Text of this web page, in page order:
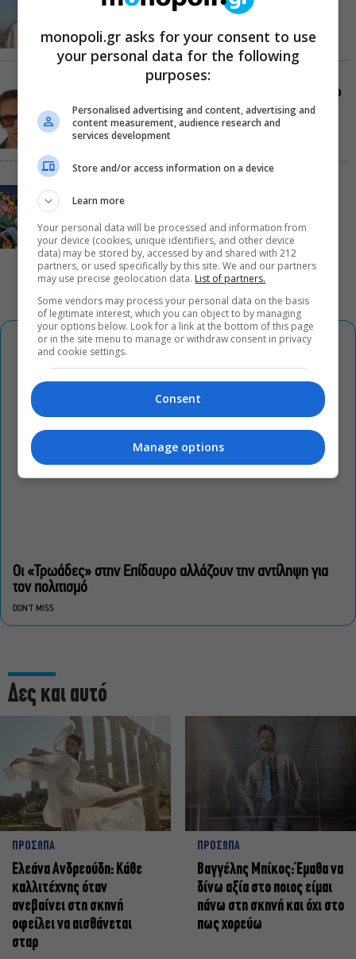
αγάπης γράφεται με φόντο το απέραντο γαλάζιο
Η Μαύρη Σαμπούκα γίνεται iconic και έρχεται στο
Θέατρο Λυκαβηττού για μια μόνο παράσταση
αποκαλύπτουν οι πρωταγωνιστές
Οι «Τρωάδες» στην Επίδαυρο αλλάζουν την αντίληψη για
τον πολιτισμό
DON'T MISS
Δες και αυτό
ΠΡΟΣΩΠΑ
Ελεάνα Ανδρεούδη: Κάθε
καλλιτέχνης όταν
ανεβαίνει στη σκηνή
οφείλει να αισθάνεται
σταρ
ΠΡΟΣΩΠΑ
Βαγγέλης Μπίκος: Έμαθα να
δίνω αξία στο ποιος είμαι
πάνω στη σκηνή και όχι στο
πως χορεύω
monopoli.gr asks for your consent to use
your personal data for the following
purposes:
Personalised advertising and content, advertising and
content measurement, audience research and
services development
Store and/or access information on a device
Learn more
Your personal data will be processed and information from
your device (cookies, unique identifiers, and other device
data) may be stored by, accessed by and shared with 212
partners, or used specifically by this site. We and our partners
may use precise geolocation data. List of partners.
Some vendors may process your personal data on the basis
of legitimate interest, which you can object to by managing
your options below. Look for a link at the bottom of this page
or in the site menu to manage or withdraw consent in privacy
and cookie settings.
Consent
Manage options